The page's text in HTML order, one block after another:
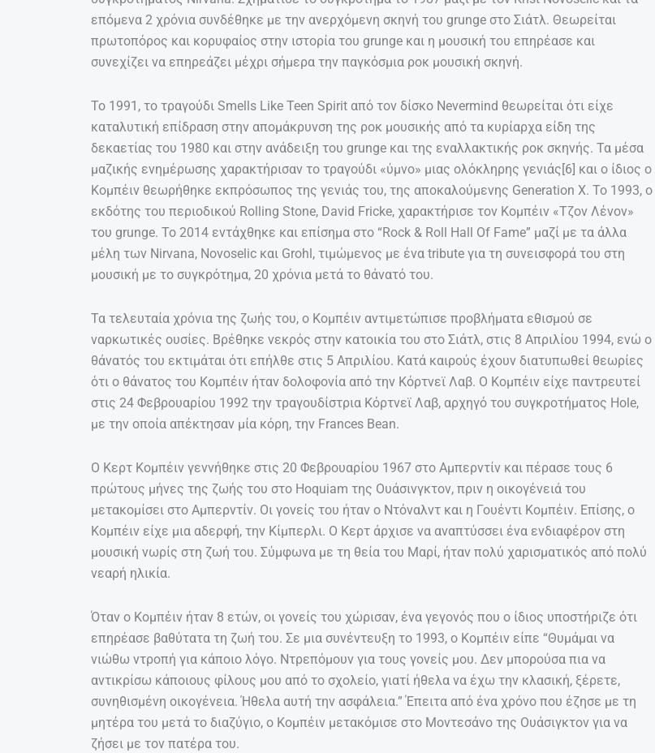
επόμενα 2 χρόνια συνδέθηκε με την ανερχόμενη σκηνή του grunge στο Σιάτλ. Θεωρείται
πρωτοπόρος και κορυφαίος στην ιστορία του grunge και η μουσική του επηρέασε και
συνεχίζει να επηρεάζει μέχρι σήμερα την παγκόσμια ροκ μουσική σκηνή.
Το 1991, το τραγούδι Smells Like Teen Spirit από τον δίσκο Nevermind θεωρείται ότι είχε
καταλυτική επίδραση στην απομάκρυνση της ροκ μουσικής από τα κυρίαρχα είδη της
δεκαετίας του 1980 και στην ανάδειξη του grunge και της εναλλακτικής ροκ σκηνής. Τα μέσα
μαζικής ενημέρωσης χαρακτήρισαν το τραγούδι «ύμνo» μιας ολόκληρης γενιάς[6] και ο ίδιος ο
Κομπέιν θεωρήθηκε εκπρόσωπος της γενιάς του, της αποκαλούμενης Generation X. Το 1993, ο
εκδότης του περιοδικού Rolling Stone, David Fricke, χαρακτήρισε τον Κομπέιν «Τζον Λένον»
του grunge. Το 2014 εντάχθηκε και επίσημα στο “Rock & Roll Hall Of Fame” μαζί με τα άλλα
μέλη των Nirvana, Novoselic και Grohl, τιμώμενος με ένα tribute για τη συνεισφορά του στη
μουσική με το συγκρότημα, 20 χρόνια μετά το θάνατό του.
Τα τελευταία χρόνια της ζωής του, ο Κομπέιν αντιμετώπισε προβλήματα εθισμού σε
ναρκωτικές ουσίες. Βρέθηκε νεκρός στην κατοικία του στο Σιάτλ, στις 8 Απριλίου 1994, ενώ ο
θάνατός του εκτιμάται ότι επήλθε στις 5 Απριλίου. Κατά καιρούς έχουν διατυπωθεί θεωρίες
ότι ο θάνατος του Κομπέιν ήταν δολοφονία από την Κόρτνεϊ Λαβ. Ο Κομπέιν είχε παντρευτεί
στις 24 Φεβρουαρίου 1992 την τραγουδίστρια Κόρτνεϊ Λαβ, αρχηγό του συγκροτήματος Hole,
με την οποία απέκτησαν μία κόρη, την Frances Bean.
Ο Κερτ Κομπέιν γεννήθηκε στις 20 Φεβρουαρίου 1967 στο Αμπερντίν και πέρασε τους 6
πρώτους μήνες της ζωής του στο Hoquiam της Ουάσινγκτον, πριν η οικογένειά του
μετακομίσει στο Αμπερντίν. Οι γονείς του ήταν ο Ντόναλντ και η Γουέντι Κομπέιν. Επίσης, ο
Κομπέιν είχε μια αδερφή, την Κίμπερλι. Ο Κερτ άρχισε να αναπτύσσει ένα ενδιαφέρον στη
μουσική νωρίς στη ζωή του. Σύμφωνα με τη θεία του Μαρί, ήταν πολύ χαρισματικός από πολύ
νεαρή ηλικία.
Όταν ο Κομπέιν ήταν 8 ετών, οι γονείς του χώρισαν, ένα γεγονός που ο ίδιος υποστήριζε ότι
επηρέασε βαθύτατα τη ζωή του. Σε μια συνέντευξη το 1993, ο Κομπέιν είπε “Θυμάμαι να
νιώθω ντροπή για κάποιο λόγο. Ντρεπόμουν για τους γονείς μου. Δεν μπορούσα πια να
αντικρίσω κάποιους φίλους μου από το σχολείο, γιατί ήθελα να έχω την κλασική, ξέρετε,
συνηθισμένη οικογένεια. Ήθελα αυτή την ασφάλεια.” Έπειτα από ένα χρόνο που έζησε με τη
μητέρα του μετά το διαζύγιο, ο Κομπέιν μετακόμισε στο Μοντεσάνο της Ουάσιγκτον για να
ζήσει με τον πατέρα του.